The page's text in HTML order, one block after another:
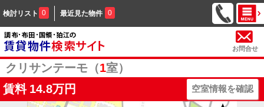
検討リスト 0 最近見た物件 0
お問合せ
クリサンテーモ（1室）
賃料 14.8万円 空室情報を確認